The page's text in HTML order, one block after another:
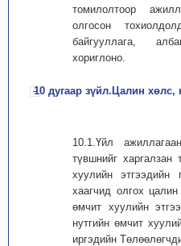
томилолтоор
олгосон
байгууллага,
хориглоно.
10 дугаар зүйл.Цалин хөлс,
10.1.Үйл
түвшнийг харгалзан
хуулийн этгээдийн
хаагчид олгох цалин
өмчит хуулийн
нутгийн өмчит
иргэдийн